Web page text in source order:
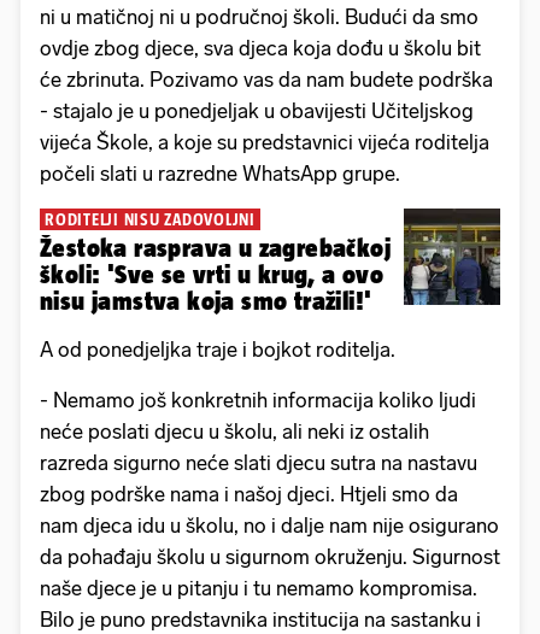
ni u matičnoj ni u područnoj školi. Budući da smo
ovdje zbog djece, sva djeca koja dođu u školu bit
će zbrinuta. Pozivamo vas da nam budete podrška
- stajalo je u ponedjeljak u obavijesti Učiteljskog
vijeća Škole, a koje su predstavnici vijeća roditelja
počeli slati u razredne WhatsApp grupe.
RODITELJI NISU ZADOVOLJNI
Žestoka rasprava u zagrebačkoj
školi: 'Sve se vrti u krug, a ovo
nisu jamstva koja smo tražili!'
A od ponedjeljka traje i bojkot roditelja.
- Nemamo još konkretnih informacija koliko ljudi
neće poslati djecu u školu, ali neki iz ostalih
razreda sigurno neće slati djecu sutra na nastavu
zbog podrške nama i našoj djeci. Htjeli smo da
nam djeca idu u školu, no i dalje nam nije osigurano
da pohađaju školu u sigurnom okruženju. Sigurnost
naše djece je u pitanju i tu nemamo kompromisa.
Bilo je puno predstavnika institucija na sastanku i